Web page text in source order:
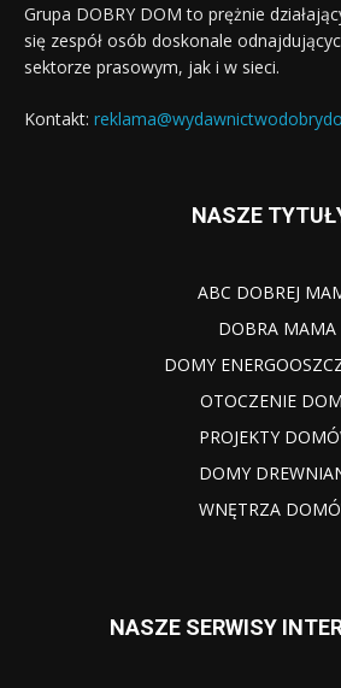
Grupa DOBRY DOM to prężnie
się zespół osób doskonale
sektorze prasowym, jak i w sieci.
Kontakt:
NASZE
ABC DOBREJ
DOBRA MAMA
DOMY
OTOCZENIE
PROJEKTY
DOMY
WNĘTRZA
NASZE SERWISY